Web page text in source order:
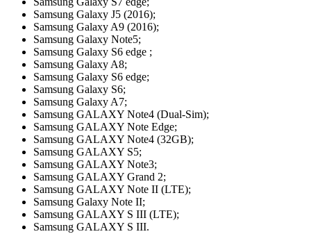
Samsung Galaxy J5 (2016);
Samsung Galaxy A9 (2016);
Samsung Galaxy Note5;
Samsung Galaxy S6 edge ;
Samsung Galaxy A8;
Samsung Galaxy S6 edge;
Samsung Galaxy S6;
Samsung Galaxy A7;
Samsung GALAXY Note4 (Dual-Sim);
Samsung GALAXY Note Edge;
Samsung GALAXY Note4 (32GB);
Samsung GALAXY S5;
Samsung GALAXY Note3;
Samsung GALAXY Grand 2;
Samsung GALAXY Note II (LTE);
Samsung Galaxy Note II;
Samsung GALAXY S III (LTE);
Samsung GALAXY S III.